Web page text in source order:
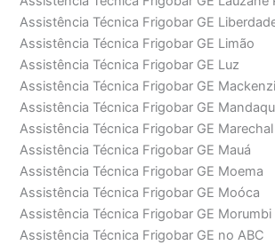
Assistência Técnica Frigobar GE
Assistência Técnica Frigobar GE Limão
Assistência Técnica Frigobar GE Luz
Assistência Técnica Frigobar GE
Assistência Técnica Frigobar GE
Assistência Técnica Frigobar GE
Assistência Técnica Frigobar GE Mauá
Assistência Técnica Frigobar GE Moema
Assistência Técnica Frigobar GE Moóca
Assistência Técnica Frigobar GE Morumbi
Assistência Técnica Frigobar GE no ABC